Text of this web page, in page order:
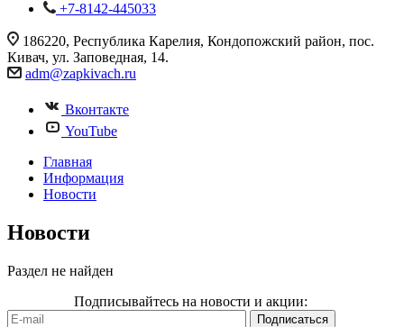
+7-8142-445033
186220, Республика Карелия, Кондопожский район, пос.
Кивач, ул. Заповедная, 14.
adm@zapkivach.ru
Вконтакте
YouTube
Главная
Информация
Новости
Новости
Раздел не найден
Подписывайтесь на новости и акции: